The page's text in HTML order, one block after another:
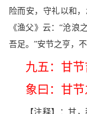
险而安，守礼以和
《渔父》云：“沧浪
吾足。”安节之亨，
九五：甘节
象曰：甘节
【注释】：甘